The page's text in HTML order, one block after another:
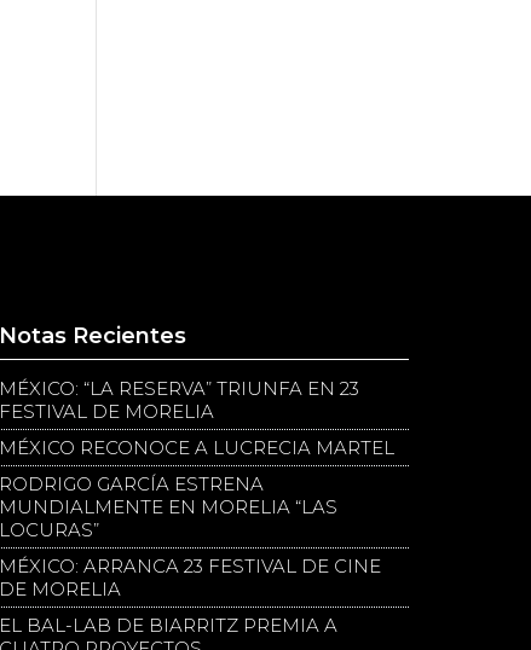
Notas Recientes
MÉXICO: “LA RESERVA” TRIUNFA EN 23
FESTIVAL DE MORELIA
MÉXICO RECONOCE A LUCRECIA MARTEL
RODRIGO GARCÍA ESTRENA
MUNDIALMENTE EN MORELIA “LAS
LOCURAS”
MÉXICO: ARRANCA 23 FESTIVAL DE CINE
DE MORELIA
EL BAL-LAB DE BIARRITZ PREMIA A